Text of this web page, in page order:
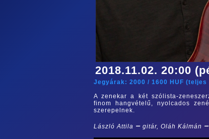
2018.11.02. 20:00
Jegyárak: 2000 / 1600 HUF (teljes
A zenekar a két szólista-
finom hangvételű, nyolcados
szerepelnek.
László Attila – gitár, Oláh Kálmán –